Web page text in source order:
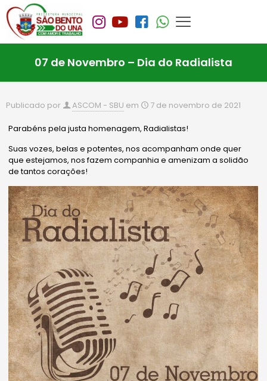
07 de Novembro – Dia do Radialista
Publicado por ASCOM - SBU em 7 de novembro de 2021
Parabéns pela justa homenagem, Radialistas!
Suas vozes, belas e potentes, nos acompanham onde quer
que estejamos, nos fazem companhia e amenizam a solidão
de tantos corações!